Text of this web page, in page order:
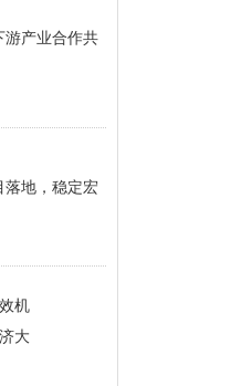
产业合作共
落地，稳定宏
机
大